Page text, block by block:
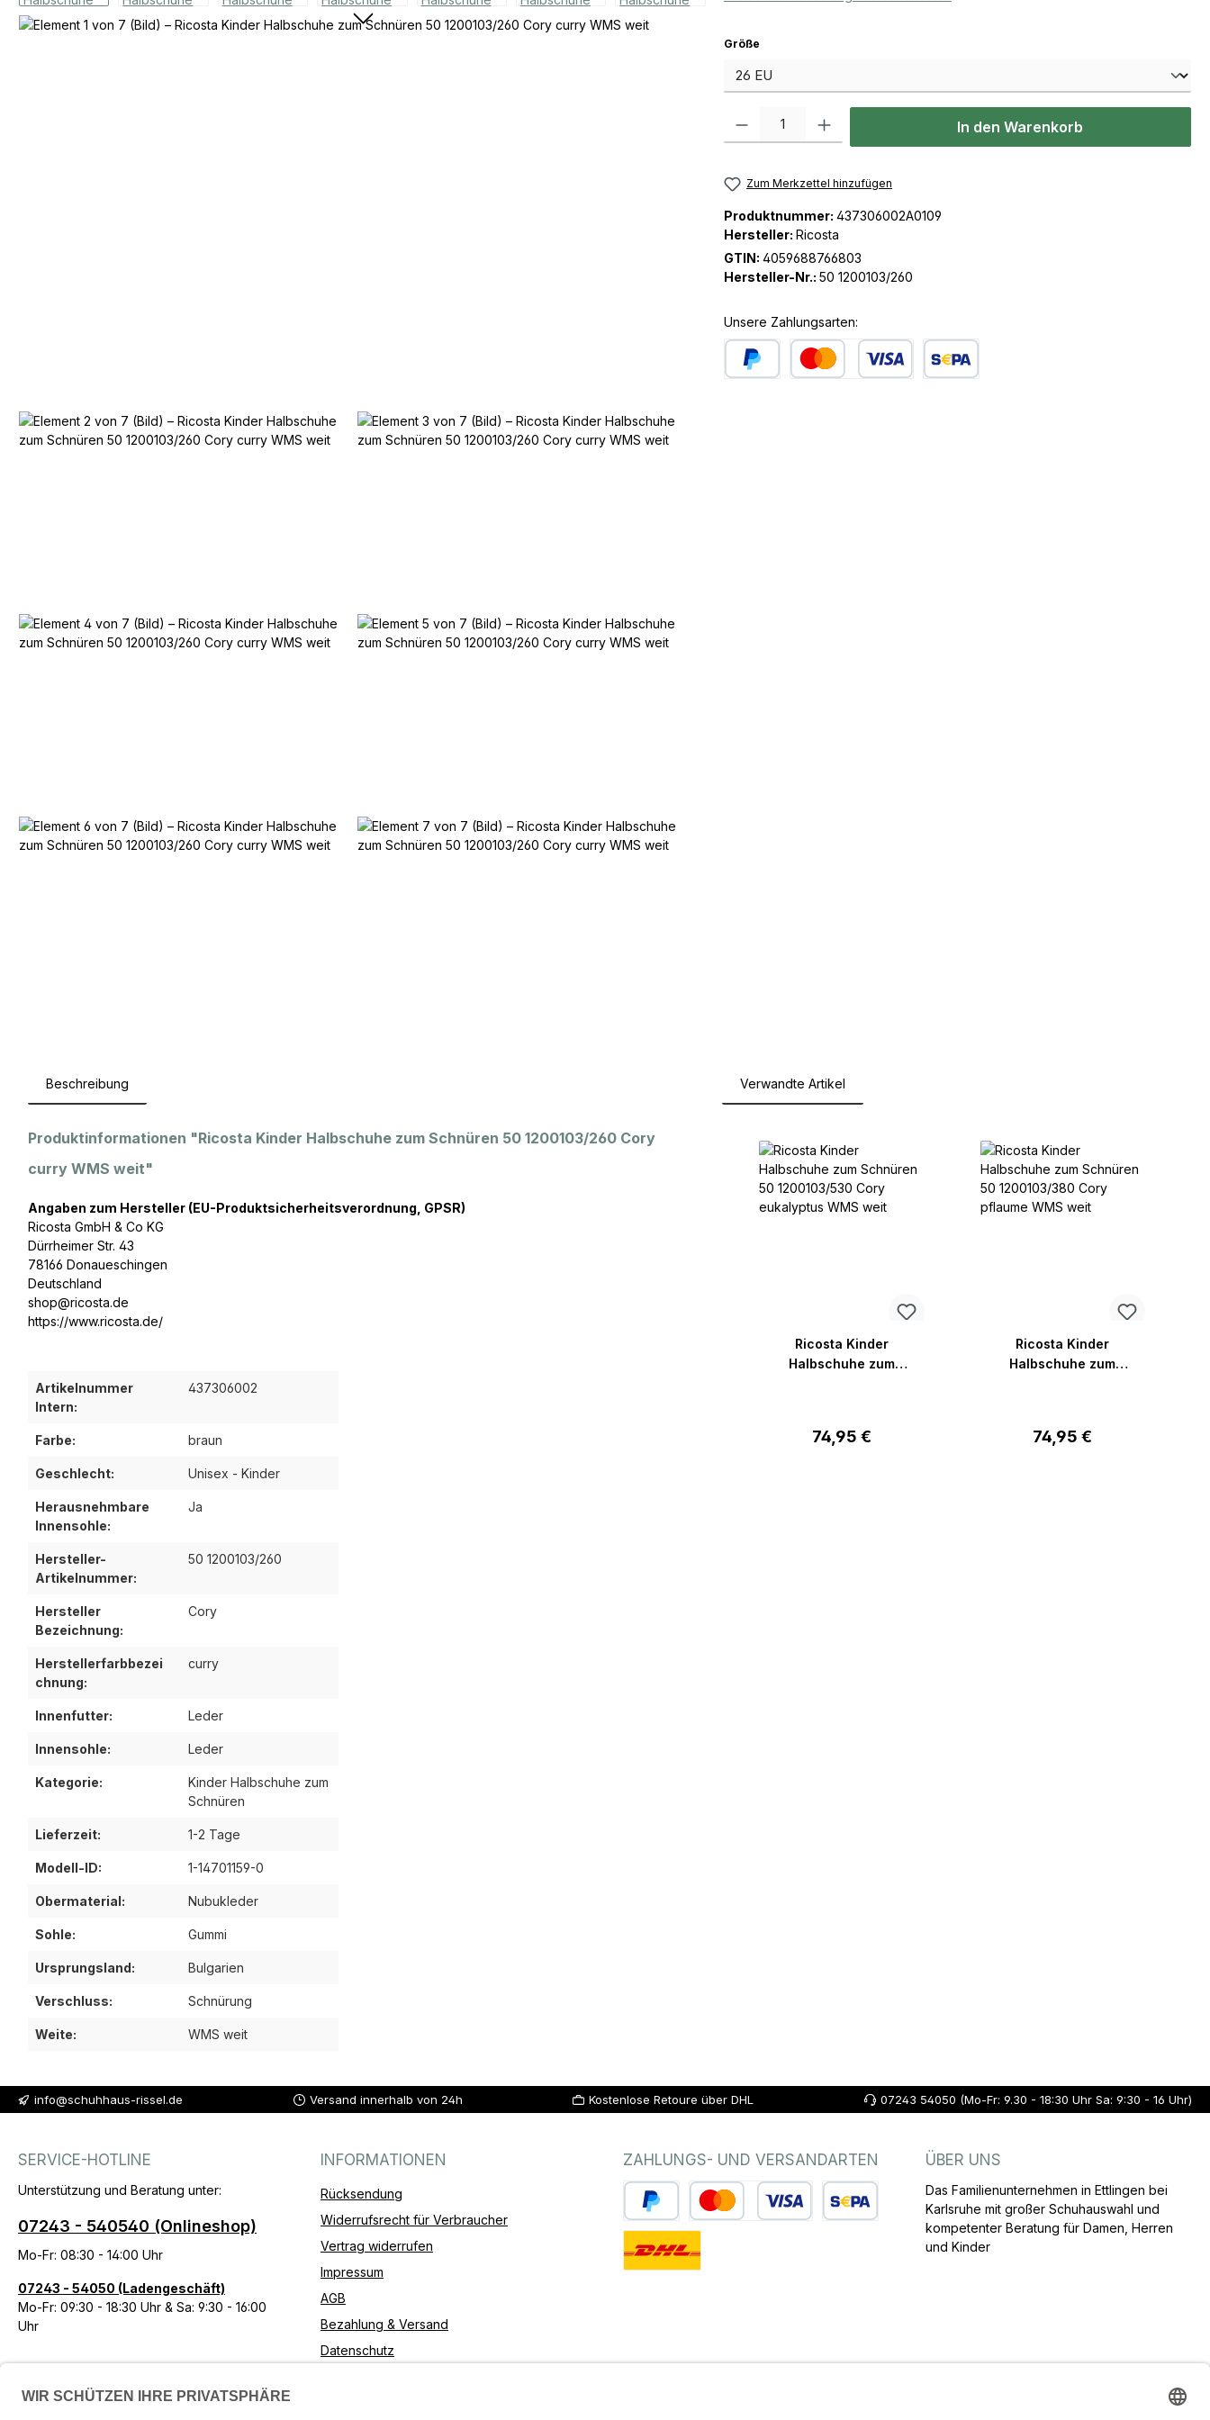
Größeauswählen
Produkt Anzahl: Gib den gewünschten Wert ein oder benutze die Schaltflächen
In den Warenkorb
Zum Merkzettel hinzufügen
Produktnummer: 437306002A0109
Hersteller: Ricosta
GTIN: 4059688766803
Hersteller-Nr.: 50 1200103/260
Unsere Zahlungsarten:
Beschreibung
Produktinformationen "Ricosta Kinder Halbschuhe zum Schnüren 50 1200103/260 Cory
curry WMS weit"
Angaben zum Hersteller (EU-Produktsicherheitsverordnung, GPSR)
Ricosta GmbH & Co KG
Dürrheimer Str. 43
78166 Donaueschingen
Deutschland
shop@ricosta.de
https://www.ricosta.de/
Artikelnummer
Intern:
437306002
Farbe: braun
Geschlecht: Unisex - Kinder
Herausnehmbare
Innensohle:
Ja
Hersteller-
Artikelnummer:
50 1200103/260
Hersteller
Bezeichnung:
Cory
Herstellerfarbbezei
chnung:
curry
Innenfutter: Leder
Innensohle: Leder
Kategorie:
Kinder Halbschuhe zum
Schnüren
Lieferzeit: 1-2 Tage
Modell-ID: 1-14701159-0
Obermaterial: Nubukleder
Sohle: Gummi
Ursprungsland: Bulgarien
Verschluss: Schnürung
Weite: WMS weit
Verwandte Artikel
Ricosta Kinder
Halbschuhe zum
Regulärer Preis:
74,95 €
Ricosta Kinder
Halbschuhe zum
Regulärer Preis:
74,95 €
info@schuhhaus-rissel.de Versand innerhalb von 24h Kostenlose Retoure über DHL 07243 54050 (Mo-Fr: 9.30 - 18:30 Uhr Sa: 9:30 - 16 Uhr)
SERVICE-HOTLINE
Unterstützung und Beratung unter:
07243 - 540540 (Onlineshop)
Mo-Fr: 08:30 - 14:00 Uhr
07243 - 54050 (Ladengeschäft)
Mo-Fr: 09:30 - 18:30 Uhr & Sa: 9:30 - 16:00
Uhr
INFORMATIONEN
Rücksendung
Widerrufsrecht für Verbraucher
Vertrag widerrufen
Impressum
AGB
Bezahlung & Versand
Datenschutz
ZAHLUNGS- UND VERSANDARTEN
PayPal Kredit- oder Debitkarte
ÜBER UNS
Das Familienunternehmen in Ettlingen bei
Karlsruhe mit großer Schuhauswahl und
kompetenter Beratung für Damen, Herren
und Kinder